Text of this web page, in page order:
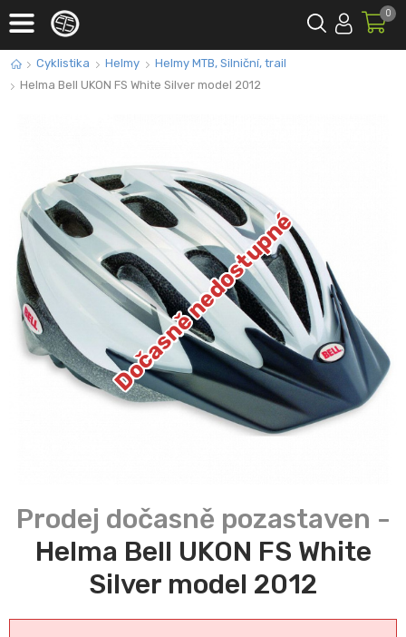
0
Cyklistika Helmy
Helmy MTB, Silniční, trail
Helma Bell UKON FS White Silver model 2012
Dočasně nedostupné
Helma Bell UKON FS White
Silver model 2012